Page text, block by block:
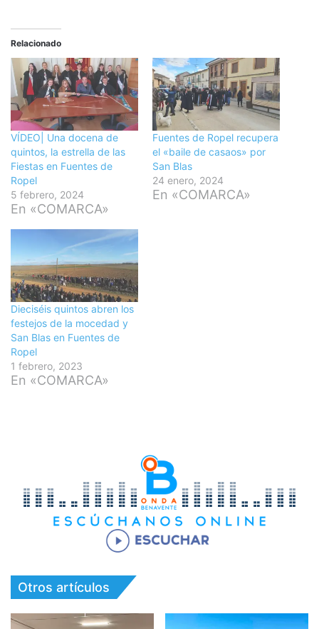
Relacionado
VÍDEO| Una docena de
quintos, la estrella de las
Fiestas en Fuentes de
Ropel
5 febrero, 2024
En «COMARCA»
Fuentes de Ropel recupera
el «baile de casaos» por
San Blas
24 enero, 2024
En «COMARCA»
Dieciséis quintos abren los
festejos de la mocedad y
San Blas en Fuentes de
Ropel
1 febrero, 2023
En «COMARCA»
Otros artículos